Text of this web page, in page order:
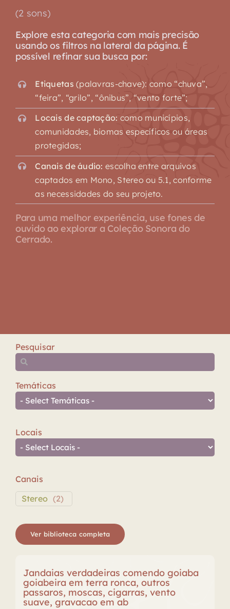
(2 sons)
Explore esta categoria com mais precisão
usando os filtros na lateral da página. É
possível refinar sua busca por:
Etiquetas (palavras-chave): como “chuva”,
“feira”, “grilo”, “ônibus”, “vento forte”;
Locais de captação: como municípios,
comunidades, biomas específicos ou áreas
protegidas;
Canais de áudio: escolha entre arquivos
captados em Mono, Stereo ou 5.1, conforme
as necessidades do seu projeto.
Para uma melhor experiência, use fones de
ouvido ao explorar a Coleção Sonora do
Cerrado.
Pesquisar
Temáticas
Locais
Canais
Stereo (2)
Ver biblioteca completa
Jandaias verdadeiras comendo goiaba
goiabeira em terra ronca, outros
passaros, moscas, cigarras, vento
suave, gravacao em ab